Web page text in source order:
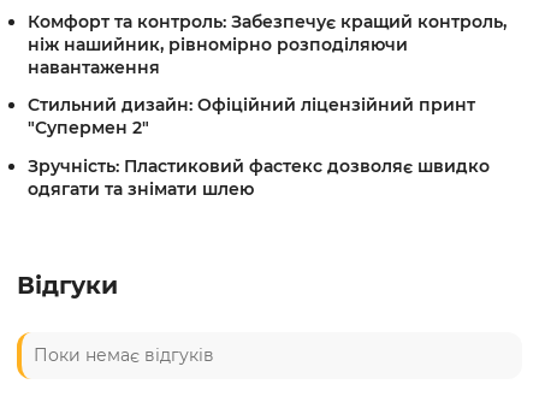
Комфорт та контроль: Забезпечує кращий контроль,
ніж нашийник, рівномірно розподіляючи
навантаження
Стильний дизайн: Офіційний ліцензійний принт
"Супермен 2"
Зручність: Пластиковий фастекс дозволяє швидко
одягати та знімати шлею
Відгуки
Поки немає відгуків